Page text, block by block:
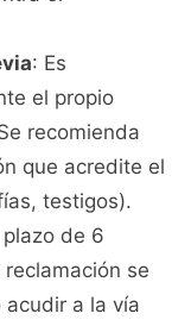
: Es
el propio
recomienda
que acredite el
testigos).
de 6
se
a la vía